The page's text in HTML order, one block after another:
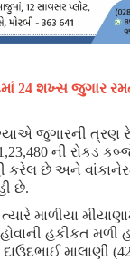
24 શખ્સ જુગાર
જુગારની ત્રણ
,23,480 ની રોકડ
છે અને
છે.
માળીયા
હકીકત મળી
માલાણી (42